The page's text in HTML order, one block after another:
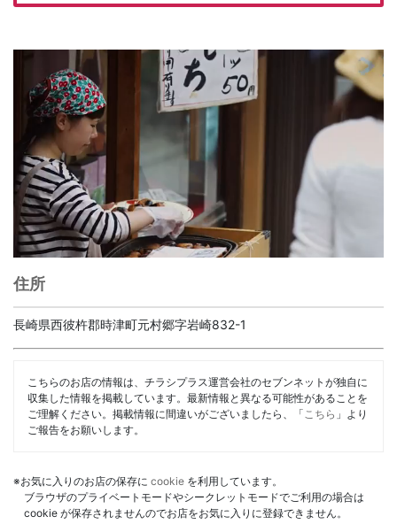
住所
長崎県西彼杵郡時津町元村郷字岩崎832-1
こちらのお店の情報は、チラシプラス運営会社のセブンネットが独自に
収集した情報を掲載しています。最新情報と異なる可能性があることを
ご理解ください。掲載情報に間違いがございましたら、「 こちら 」より
ご報告をお願いします。
※お気に入りのお店の保存に cookie を利用しています。
ブラウザのプライベートモードやシークレットモードでご利用の場合は
cookie が保存されませんのでお店をお気に入りに登録できません。